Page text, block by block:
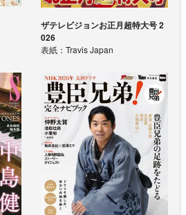
ザテレビジョンお正月超特大号 2
026
表紙：Travis Japan